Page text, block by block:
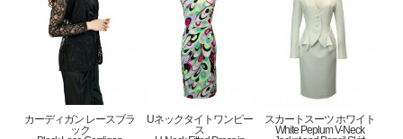
カーディガン レースブラ
ック
Uネックタイトワンピー
ス
スカートスーツ ホワイト
White Peplum V-Neck